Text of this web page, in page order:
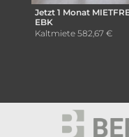
Jetzt 1 Monat
EBK
Kaltmiete 582,67 €